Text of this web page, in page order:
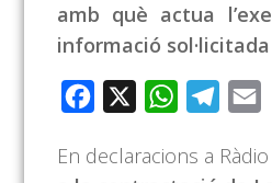
amb què actua
informació
Facebook WhatsApp
En declaracions a